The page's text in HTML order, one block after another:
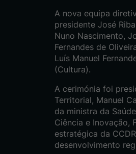
A nova equipa
presidente José
Nuno Nascimento,
Fernandes de
Luís Manuel
(Cultura).
A cerimónia foi
Territorial, Manuel
da ministra da
Ciência e Inovação,
estratégica da
desenvolvimento